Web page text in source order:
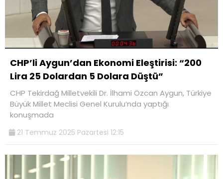
CHP’li Aygun’dan Ekonomi Eleştirisi: “200
Lira 25 Dolardan 5 Dolara Düştü”
CHP Tekirdağ Milletvekili Dr. İlhami Özcan Aygun, Türkiye
Büyük Millet Meclisi Genel Kurulu’nda yaptığı
konuşmada
21 Temmuz 2025 Pazartesi 12:15